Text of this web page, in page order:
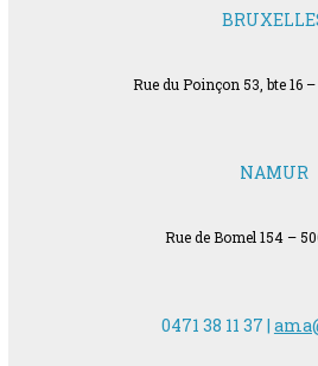
Rue du Poinçon 53, bte 16
NAMUR
Rue de Bomel 154 –
0471 38 11 37 |